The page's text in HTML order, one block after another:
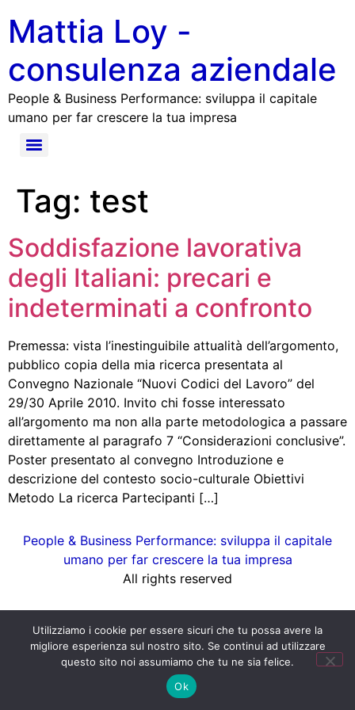
Mattia Loy -
consulenza aziendale
People & Business Performance: sviluppa il capitale
umano per far crescere la tua impresa
Tag: test
Soddisfazione lavorativa
degli Italiani: precari e
indeterminati a confronto
Premessa: vista l’inestinguibile attualità dell’argomento,
pubblico copia della mia ricerca presentata al
Convegno Nazionale “Nuovi Codici del Lavoro” del
29/30 Aprile 2010. Invito chi fosse interessato
all’argomento ma non alla parte metodologica a passare
direttamente al paragrafo 7 “Considerazioni conclusive”.
Poster presentato al convegno Introduzione e
descrizione del contesto socio-culturale Obiettivi
Metodo La ricerca Partecipanti […]
People & Business Performance: sviluppa il capitale
umano per far crescere la tua impresa
All rights reserved
Utilizziamo i cookie per essere sicuri che tu possa avere la
migliore esperienza sul nostro sito. Se continui ad utilizzare
questo sito noi assumiamo che tu ne sia felice.
Ok